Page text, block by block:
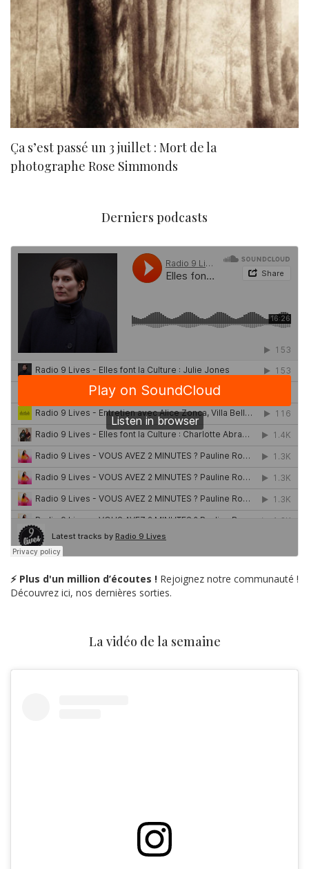
Ça s’est passé un 3 juillet : Mort de la
photographe Rose Simmonds
Derniers podcasts
⚡ Plus d'un million d’écoutes ! Rejoignez notre communauté !
Découvrez ici, nos dernières sorties.
La vidéo de la semaine